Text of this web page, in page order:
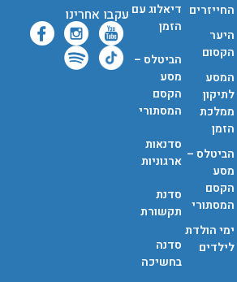
החייזרים
היער
הקסום
המסע
לתיקון
ממלכת
הזמן
הביטלס –
מסע
הקסם
המסתורי
ימי הולדת
לילדים
דיאלוג עם
הזמן
הביטלס –
מסע
הקסם
המסתורי
סדנאות
ארגוניות
סדנת
תקשורת
סדנה
בחשיכה
עקבו אחרינו